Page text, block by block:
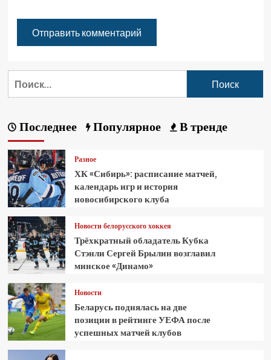
Последнее Популярное В тренде
Разное
ХК «Сибирь»: расписание матчей,
календарь игр и история
новосибирского клуба
Новости белорусского хоккея
Трёхкратный обладатель Кубка
Стэнли Сергей Брылин возглавил
минское «Динамо»
Новости
Беларусь поднялась на две
позиции в рейтинге УЕФА после
успешных матчей клубов